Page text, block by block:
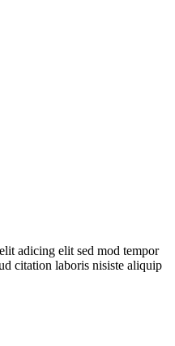
adicing elit sed mod tempor
citation laboris nisiste aliquip